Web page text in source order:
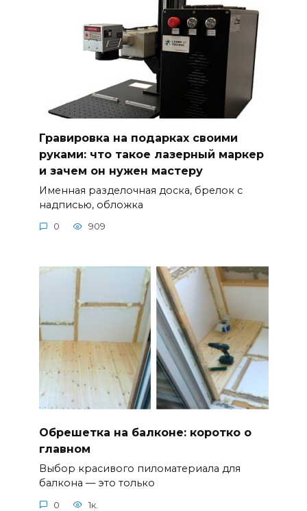
Гравировка на подарках своими
руками: что такое лазерный маркер
и зачем он нужен мастеру
Именная разделочная доска, брелок с
надписью, обложка
0 909
Обрешетка на балконе: коротко о
главном
Выбор красивого пиломатериала для
балкона — это только
0 1к.